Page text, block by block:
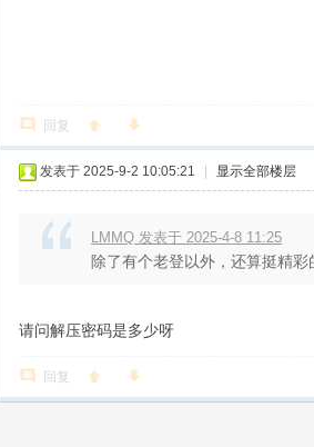
回复
发表于 2025-9-2 10:05:21 显示全部楼层
LMMQ 发表于 2025-4-8 11:25
除了有个老登以外，还算挺精
请问解压密码是多少呀
回复